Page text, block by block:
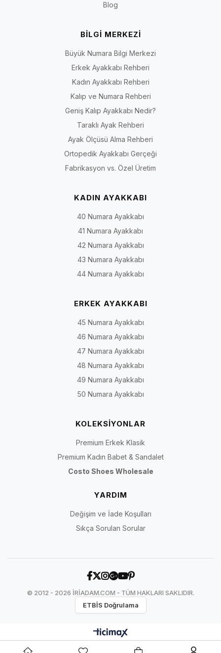
Blog
BİLGİ MERKEZİ
Büyük Numara Bilgi Merkezi
Erkek Ayakkabı Rehberi
Kadın Ayakkabı Rehberi
Kalıp ve Numara Rehberi
Geniş Kalıp Ayakkabı Nedir?
Taraklı Ayak Rehberi
Ayak Ölçüsü Alma Rehberi
Ortopedik Ayakkabı Gerçeği
Fabrikasyon vs. Özel Üretim
KADIN AYAKKABI
40 Numara Ayakkabı
41 Numara Ayakkabı
42 Numara Ayakkabı
43 Numara Ayakkabı
44 Numara Ayakkabı
ERKEK AYAKKABI
45 Numara Ayakkabı
46 Numara Ayakkabı
47 Numara Ayakkabı
48 Numara Ayakkabı
49 Numara Ayakkabı
50 Numara Ayakkabı
KOLEKSİYONLAR
Premium Erkek Klasik
Premium Kadın Babet & Sandalet
Costo Shoes Wholesale
YARDIM
Değişim ve İade Koşulları
Sıkça Sorulan Sorular
© 2012 - 2026 İRİADAM.COM - TÜM HAKLARI SAKLIDIR.
ETBİS Doğrulama